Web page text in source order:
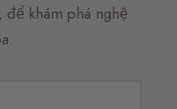
khám phá nghệ